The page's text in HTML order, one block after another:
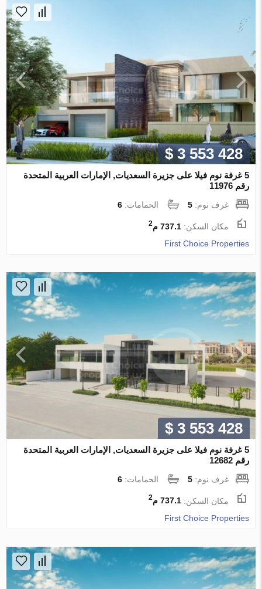
$ 3 553 428
5 غرفة نوم فيلا على جزيرة السعديات, الإمارات العربية المتحدة
رقم 11976
غرف نوم:5 الحمامات:6
مكان السكن:737.1 م 2
First Choice Properties
$ 3 553 428
5 غرفة نوم فيلا على جزيرة السعديات, الإمارات العربية المتحدة
رقم 12682
غرف نوم:5 الحمامات:6
مكان السكن:737.1 م 2
First Choice Properties